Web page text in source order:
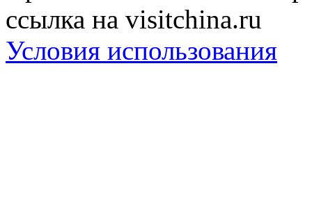
ссылка на visitchina.ru
Условия использования